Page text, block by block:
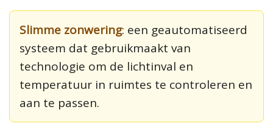
Slimme zonwering: een geautomatiseerd
systeem dat gebruikmaakt van
technologie om de lichtinval en
temperatuur in ruimtes te controleren en
aan te passen.